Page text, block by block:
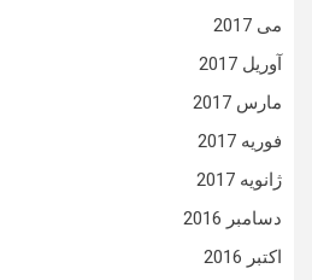
می 2017
آوریل 2017
مارس 2017
فوریه 2017
ژانویه 2017
دسامبر 2016
اکتبر 2016